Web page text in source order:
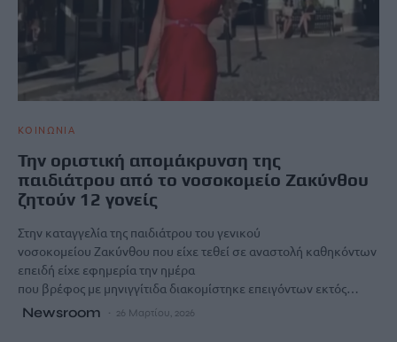
ΚΟΙΝΩΝΙΑ
Την οριστική απομάκρυνση της
παιδιάτρου από το νοσοκομείο Ζακύνθου
ζητούν 12 γονείς
Στην καταγγελία της παιδιάτρου του γενικού
νοσοκομείου Ζακύνθου που είχε τεθεί σε αναστολή καθηκόντων
επειδή είχε εφημερία την ημέρα
που βρέφος με μηνιγγίτιδα διακομίστηκε επειγόντων εκτός…
Newsroom 26 Μαρτίου, 2026